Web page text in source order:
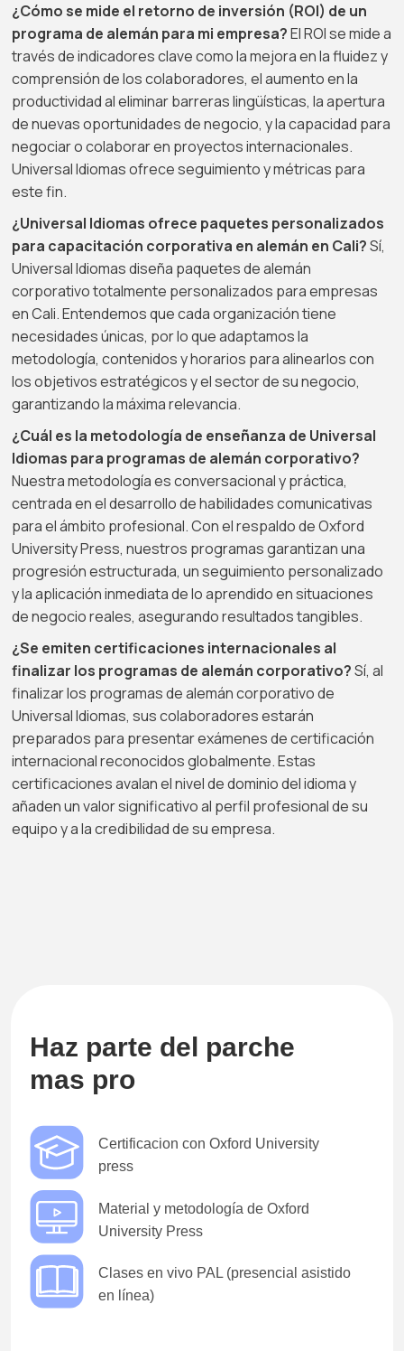
¿Cómo se mide el retorno de inversión (ROI) de un
programa de alemán para mi empresa?El ROI se mide a
través de indicadores clave como la mejora en la fluidez y
comprensión de los colaboradores, el aumento en la
productividad al eliminar barreras lingüísticas, la apertura
de nuevas oportunidades de negocio, y la capacidad para
negociar o colaborar en proyectos internacionales.
Universal Idiomas ofrece seguimiento y métricas para
este fin.
¿Universal Idiomas ofrece paquetes personalizados
para capacitación corporativa en alemán en Cali?Sí,
Universal Idiomas diseña paquetes de alemán
corporativo totalmente personalizados para empresas
en Cali. Entendemos que cada organización tiene
necesidades únicas, por lo que adaptamos la
metodología, contenidos y horarios para alinearlos con
los objetivos estratégicos y el sector de su negocio,
garantizando la máxima relevancia.
¿Cuál es la metodología de enseñanza de Universal
Idiomas para programas de alemán corporativo?
Nuestra metodología es conversacional y práctica,
centrada en el desarrollo de habilidades comunicativas
para el ámbito profesional. Con el respaldo de Oxford
University Press, nuestros programas garantizan una
progresión estructurada, un seguimiento personalizado
y la aplicación inmediata de lo aprendido en situaciones
de negocio reales, asegurando resultados tangibles.
¿Se emiten certificaciones internacionales al
finalizar los programas de alemán corporativo?Sí, al
finalizar los programas de alemán corporativo de
Universal Idiomas, sus colaboradores estarán
preparados para presentar exámenes de certificación
internacional reconocidos globalmente. Estas
certificaciones avalan el nivel de dominio del idioma y
añaden un valor significativo al perfil profesional de su
equipo y a la credibilidad de su empresa.
Haz parte del parche
mas pro
Certificacion con Oxford University
press
Material y metodología de Oxford
University Press
Clases en vivo PAL (presencial asistido
en línea)